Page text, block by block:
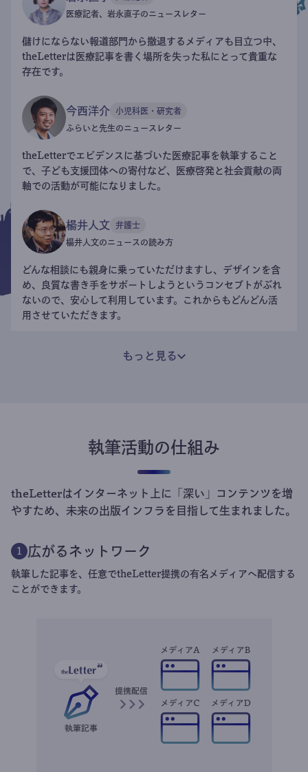
医療記者、岩永直子のニュースレター
儲けにならない報道部門から撤退するメディアも目立つ中、
theLetterは医療記事を書く場所を失った私にとって貴重な
存在です。
今西洋介 小児科医・研究者
ふらいと先生のニュースレター
theLetterでエビデンスに基づいた医療記事を執筆すること
で、子ども支援団体への寄付など、医療啓発と社会貢献の両
軸での活動が可能になりました。
楊井人文 弁護士
楊井人文のニュースの読み方
どんな相談にも親身に乗っていただけますし、デザインを含
め、良質な書き手をサポートしようというコンセプトがぶれ
ないので、安心して利用しています。これからもどんどん活
用させていただきます。
もっと見る
執筆活動の仕組み
theLetterはインターネット上に「深い」コンテンツを増
やすため、未来の出版インフラを目指して生まれました。
1 広がるネットワーク
執筆した記事を、任意でtheLetter提携の有名メディアへ配信する
ことができます。